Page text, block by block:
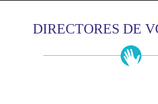
DIRECTORES DE